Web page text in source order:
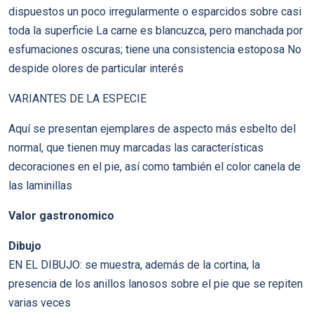
dispuestos un poco irregularmente o esparcidos sobre casi
toda la superficie La carne es blancuzca, pero manchada por
esfumaciones oscuras; tiene una consistencia estoposa No
despide olores de particular interés
VARIANTES DE LA ESPECIE
Aquí se presentan ejemplares de aspecto más esbelto del
normal, que tienen muy marcadas las características
decoraciones en el pie, así como también el color canela de
las laminillas
Valor gastronomico
Dibujo
EN EL DIBUJO: se muestra, además de la cortina, la
presencia de los anillos lanosos sobre el pie que se repiten
varias veces